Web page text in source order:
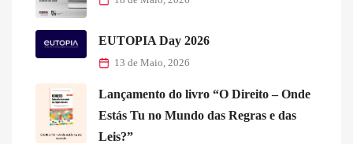
EUTOPIA Day 2026
13 de Maio, 2026
Lançamento do livro “O Direito – Onde
Estás Tu no Mundo das Regras e das
Leis?”